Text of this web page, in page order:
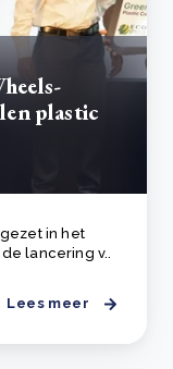
plastic
in het
lancering v..
Lees meer